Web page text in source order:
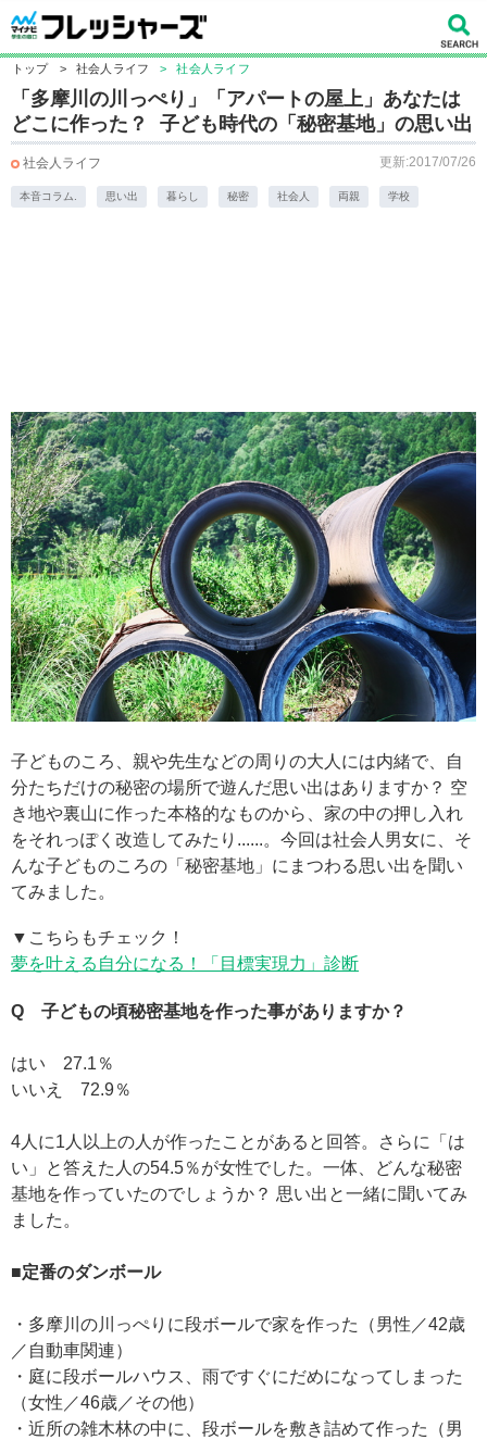
トップ > 社会人ライフ > 社会人ライフ
「多摩川の川っぺり」「アパートの屋上」あなたは
どこに作った？ 子ども時代の「秘密基地」の思い出
社会人ライフ 更新:2017/07/26
本音コラム. 思い出 暮らし 秘密 社会人 両親 学校
子どものころ、親や先生などの周りの大人には内緒で、自
分たちだけの秘密の場所で遊んだ思い出はありますか？ 空
き地や裏山に作った本格的なものから、家の中の押し入れ
をそれっぽく改造してみたり......。今回は社会人男女に、そ
んな子どものころの「秘密基地」にまつわる思い出を聞い
てみました。
▼こちらもチェック！
夢を叶える自分になる！「目標実現力」診断
Q 子どもの頃秘密基地を作った事がありますか？
はい 27.1％
いいえ 72.9％
4人に1人以上の人が作ったことがあると回答。さらに「は
い」と答えた人の54.5％が女性でした。一体、どんな秘密
基地を作っていたのでしょうか？ 思い出と一緒に聞いてみ
ました。
■定番のダンボール
・多摩川の川っぺりに段ボールで家を作った（男性／42歳
／自動車関連）
・庭に段ボールハウス、雨ですぐにだめになってしまった
（女性／46歳／その他）
・近所の雑木林の中に、段ボールを敷き詰めて作った（男